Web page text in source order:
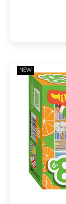
NEW